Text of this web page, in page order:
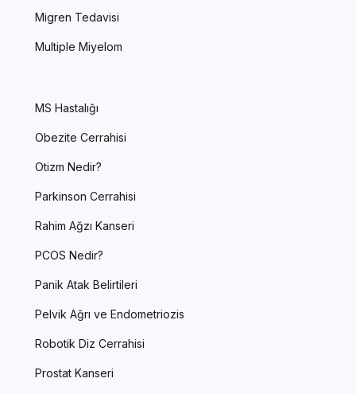
Migren Tedavisi
Multiple Miyelom
MS Hastalığı
Obezite Cerrahisi
Otizm Nedir?
Parkinson Cerrahisi
Rahim Ağzı Kanseri
PCOS Nedir?
Panik Atak Belirtileri
Pelvik Ağrı ve Endometriozis
Robotik Diz Cerrahisi
Prostat Kanseri